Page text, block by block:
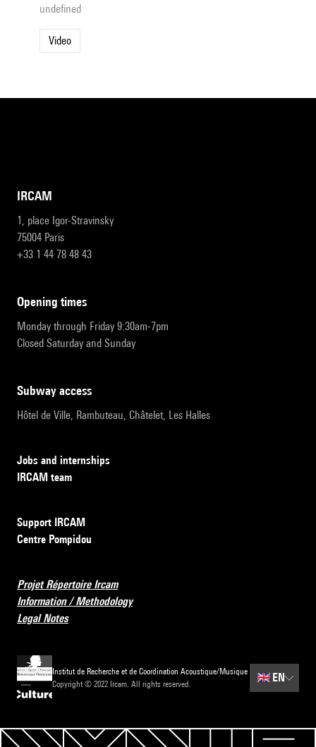
undefined
Video
IRCAM
1, place Igor-Stravinsky
75004 Paris
+33 1 44 78 48 43
opening times
Monday through Friday 9:30am-7pm
Closed Saturday and Sunday
subway access
Hôtel de Ville, Rambuteau, Châtelet, Les Halles
Jobs and internships
IRCAM team
Support IRCAM
Centre Pompidou
Projet Répertoire Ircam
Information / Methodology
Legal Notes
Institut de Recherche et de Coordination Acoustique/Musique
Copyright © 2022 Ircam. All rights reserved.
🇬🇧 EN